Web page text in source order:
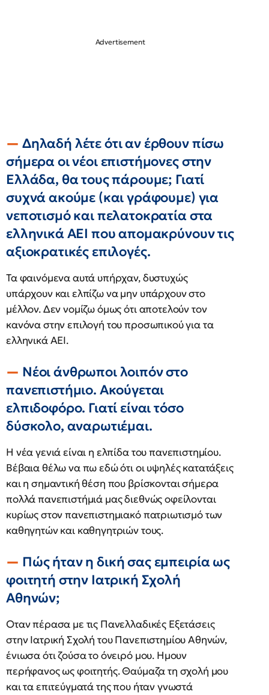
Δηλαδή λέτε ότι αν έρθουν πίσω
σήμερα οι νέοι επιστήμονες στην
Ελλάδα, θα τους πάρουμε; Γιατί
συχνά ακούμε (και γράφουμε) για
νεποτισμό και πελατοκρατία στα
ελληνικά ΑΕΙ που απομακρύνουν τις
αξιοκρατικές επιλογές.
Τα φαινόμενα αυτά υπήρχαν, δυστυχώς
υπάρχουν και ελπίζω να μην υπάρχουν στο
μέλλον. Δεν νομίζω όμως ότι αποτελούν τον
κανόνα στην επιλογή του προσωπικού για τα
ελληνικά ΑΕΙ.
Νέοι άνθρωποι λοιπόν στο
πανεπιστήμιο. Ακούγεται
ελπιδοφόρο. Γιατί είναι τόσο
δύσκολο, αναρωτιέμαι.
Η νέα γενιά είναι η ελπίδα του πανεπιστημίου.
Βέβαια θέλω να πω εδώ ότι οι υψηλές κατατάξεις
και η σημαντική θέση που βρίσκονται σήμερα
πολλά πανεπιστήμιά μας διεθνώς οφείλονται
κυρίως στον πανεπιστημιακό πατριωτισμό των
καθηγητών και καθηγητριών τους.
Πώς ήταν η δική σας εμπειρία ως
φοιτητή στην Ιατρική Σχολή
Αθηνών;
Οταν πέρασα με τις Πανελλαδικές Εξετάσεις
στην Ιατρική Σχολή του Πανεπιστημίου Αθηνών,
ένιωσα ότι ζούσα το όνειρό μου. Ημουν
περήφανος ως φοιτητής. Θαύμαζα τη σχολή μου
και τα επιτεύγματά της που ήταν γνωστά